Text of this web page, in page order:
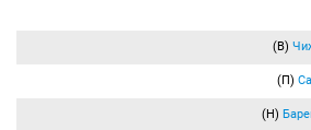
(В)
(П)
(Н)